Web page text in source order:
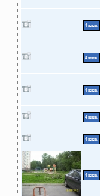
4 ккв.
4 ккв.
4 ккв.
4 ккв.
4 ккв.
4 ккв.